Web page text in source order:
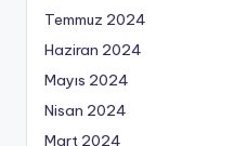
Temmuz 2024
Haziran 2024
Mayıs 2024
Nisan 2024
Mart 2024